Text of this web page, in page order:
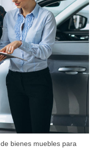
bienes muebles para